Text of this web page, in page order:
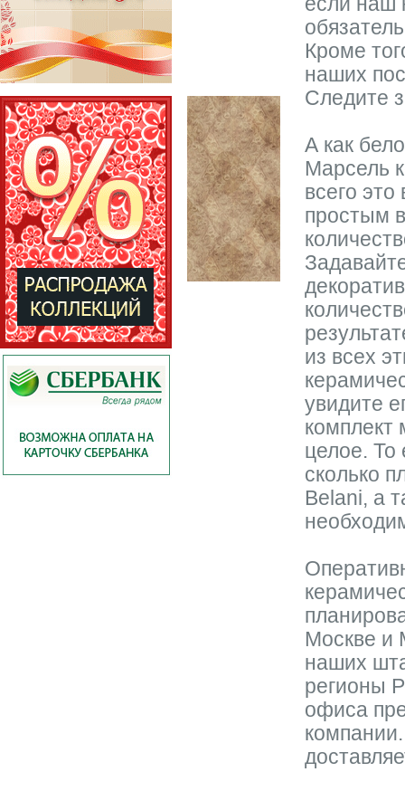
Кроме
наших
Следите
А как
Марсель
всего
простым
из всех
увидите
комплект
целое. То
сколько
Belani, а
Москве и
наших
регионы
офиса